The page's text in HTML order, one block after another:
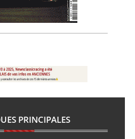
PRINCIPALES